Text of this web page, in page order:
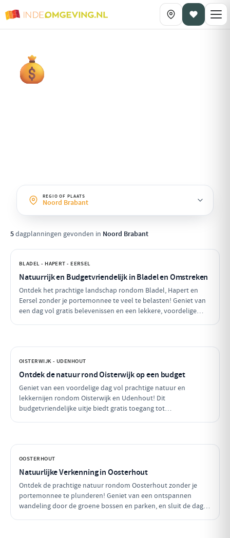
REGIO OF PLAATS
Noord Brabant
5dagplanningen gevonden in Noord Brabant
BLADEL - HAPERT - EERSEL
Natuurrijk en Budgetvriendelijk in Bladel en Omstreken
Ontdek het prachtige landschap rondom Bladel, Hapert en
Eersel zonder je portemonnee te veel te belasten! Geniet van
een dag vol gratis belevenissen en een lekkere, voordelige
OISTERWIJK - UDENHOUT
Ontdek de natuur rond Oisterwijk op een budget
Geniet van een voordelige dag vol prachtige natuur en
lekkernijen rondom Oisterwijk en Udenhout! Dit
budgetvriendelijke uitje biedt gratis toegang tot
OOSTERHOUT
Natuurlijke Verkenning in Oosterhout
Ontdek de prachtige natuur rondom Oosterhout zonder je
portemonnee te plunderen! Geniet van een ontspannen
wandeling door de groene bossen en parken, en sluit de dag af